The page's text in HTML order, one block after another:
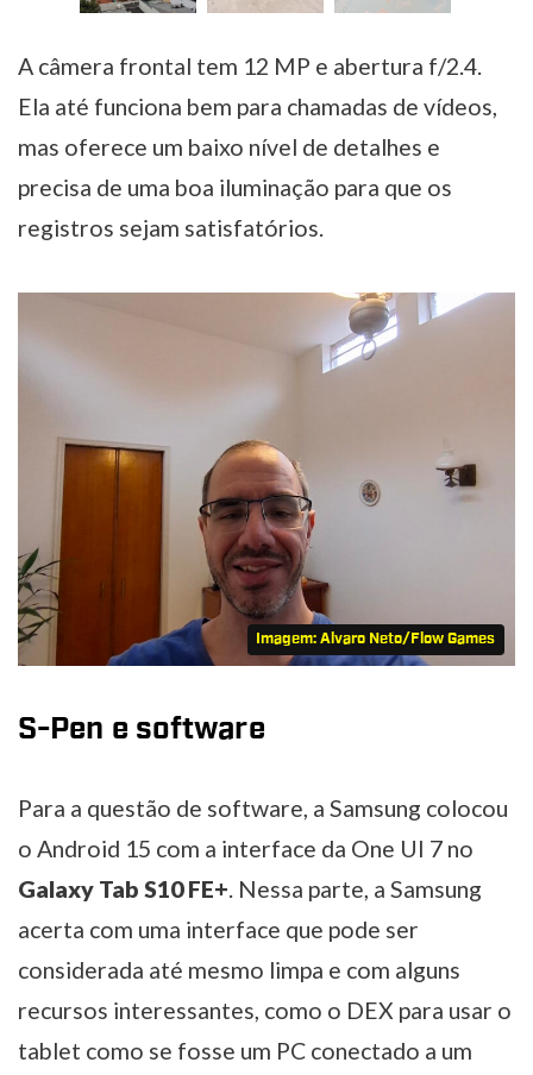
A câmera frontal tem 12 MP e abertura f/2.4.
Ela até funciona bem para chamadas de vídeos,
mas oferece um baixo nível de detalhes e
precisa de uma boa iluminação para que os
registros sejam satisfatórios.
Imagem: Alvaro Neto/Flow Games
S-Pen e software
Para a questão de software, a Samsung colocou
o Android 15 com a interface da One UI 7 no
Galaxy Tab S10 FE+ . Nessa parte, a Samsung
acerta com uma interface que pode ser
considerada até mesmo limpa e com alguns
recursos interessantes, como o DEX para usar o
tablet como se fosse um PC conectado a um